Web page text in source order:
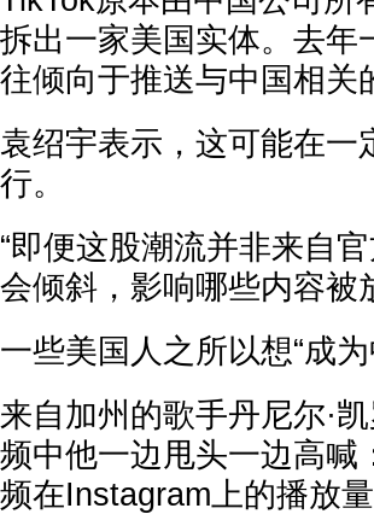
拆出一家美国实体。去年
往倾向于推送与中国相关
袁绍宇表示，这可能在一
行。
“即便这股潮流并非来自
会倾斜，影响哪些内容被
一些美国人之所以想“成
来自加州的歌手丹尼尔·
频中他一边甩头一边高喊
频在Instagram上的播放